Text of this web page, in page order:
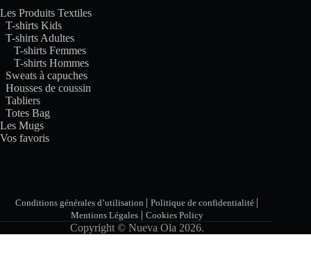
Les Produits Textiles
T-shirts Kids
T-shirts Adultes
T-shirts Femmes
T-shirts Hommes
Sweats à capuches
Housses de coussin
Tabliers
Totes Bag
Les Mugs
Vos favoris
Conditions générales d’utilisation |Politique de confidentialité |
Mentions Légales| Cookies Policy
Copyright © Nueva Ola 2026.